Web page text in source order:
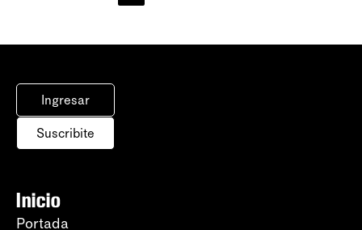
Ingresar
Suscribite
Inicio
Portada